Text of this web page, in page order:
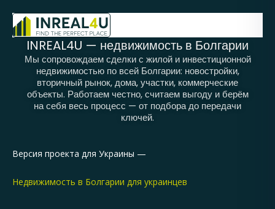
INREAL4U — недвижимость в Болгарии
Мы сопровождаем сделки с жилой и инвестиционной
недвижимостью по всей Болгарии: новостройки,
вторичный рынок, дома, участки, коммерческие
объекты. Работаем честно, считаем выгоду и берём
на себя весь процесс — от подбора до передачи
ключей.
Версия проекта для Украины —
Недвижимость в Болгарии для украинцев